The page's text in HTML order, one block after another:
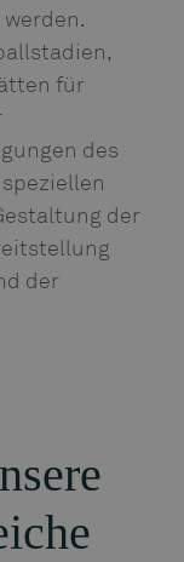
für
des
der
der